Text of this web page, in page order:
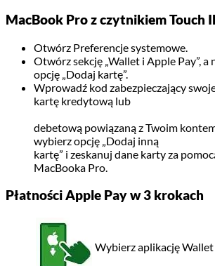
MacBook Pro z czytnikiem Touch
Otwórz Preferencje systemowe.
Otwórz sekcję „Wallet i Apple Pay”,
opcję „Dodaj kartę”.
Wprowadź kod zabezpieczający
kartę kredytową lub
debetową powiązaną z Twoim
wybierz opcję „Dodaj inną
kartę” i zeskanuj dane karty za
MacBooka Pro.
Płatności Apple Pay w 3 krokach
Wybierz aplikację Wallet